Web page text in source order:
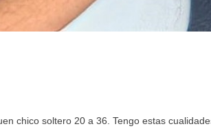
chico soltero 20 a 36. Tengo estas